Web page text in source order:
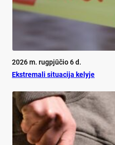
2026 m. rugpjūčio 6 d.
Ekst­re­ma­li si­tua­ci­ja ke­ly­je